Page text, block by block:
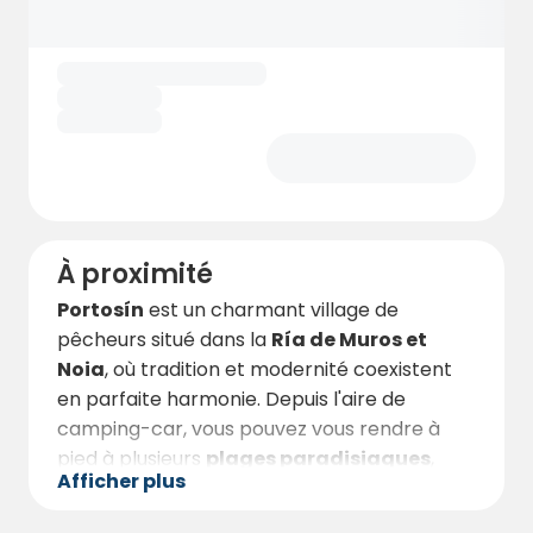
À proximité
Portosín est un charmant village de
pêcheurs situé dans la Ría de Muros et
Noia, où tradition et modernité coexistent
en parfaite harmonie. Depuis l'aire de
camping-car, vous pouvez vous rendre à
pied à plusieurs plages paradisiaques
idéales pour nager, surfer ou simplement se
Afficher plus